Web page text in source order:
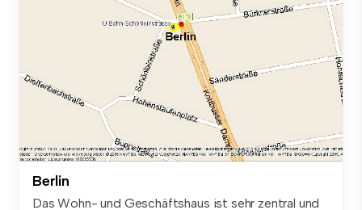
Berlin
Das Wohn- und Geschäftshaus ist sehr zentral und